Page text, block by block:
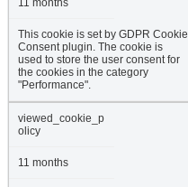
11 months
This cookie is set by GDPR Cookie
Consent plugin. The cookie is
used to store the user consent for
the cookies in the category
"Performance".
viewed_cookie_p
olicy
11 months